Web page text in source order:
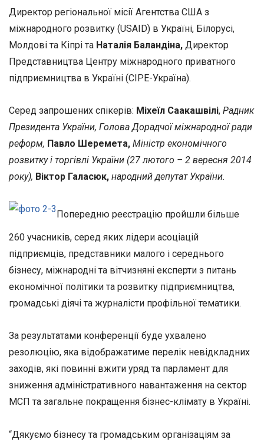
Директор регіональної місії Агентства США з
міжнародного розвитку (USAID) в Україні, Білорусі,
Молдові та Кіпрі та Наталія Баландіна, Директор
Представництва Центру міжнародного приватного
підприємництва в Україні (СІРЕ-Україна).
Серед запрошених спікерів: Міхеїл Саакашвілі, Радник
Президента України, Голова Дорадчої міжнародної ради
реформ, Павло Шеремета, Міністр економічного
розвитку і торгівлі України (27 лютого – 2 вересня 2014
року), Віктор Галасюк, народний депутат України.
Попередню реєстрацію пройшли більше
260 учасників, серед яких лідери асоціацій
підприємців, представники малого і середнього
бізнесу, міжнародні та вітчизняні експерти з питань
економічної політики та розвитку підприємництва,
громадські діячі та журналісти профільної тематики.
За результатами конференції буде ухвалено
резолюцію, яка відображатиме перелік невідкладних
заходів, які повинні вжити уряд та парламент для
зниження адміністративного навантаження на сектор
МСП та загальне покращення бізнес-клімату в Україні.
“Дякуємо бізнесу та громадським організаціям за